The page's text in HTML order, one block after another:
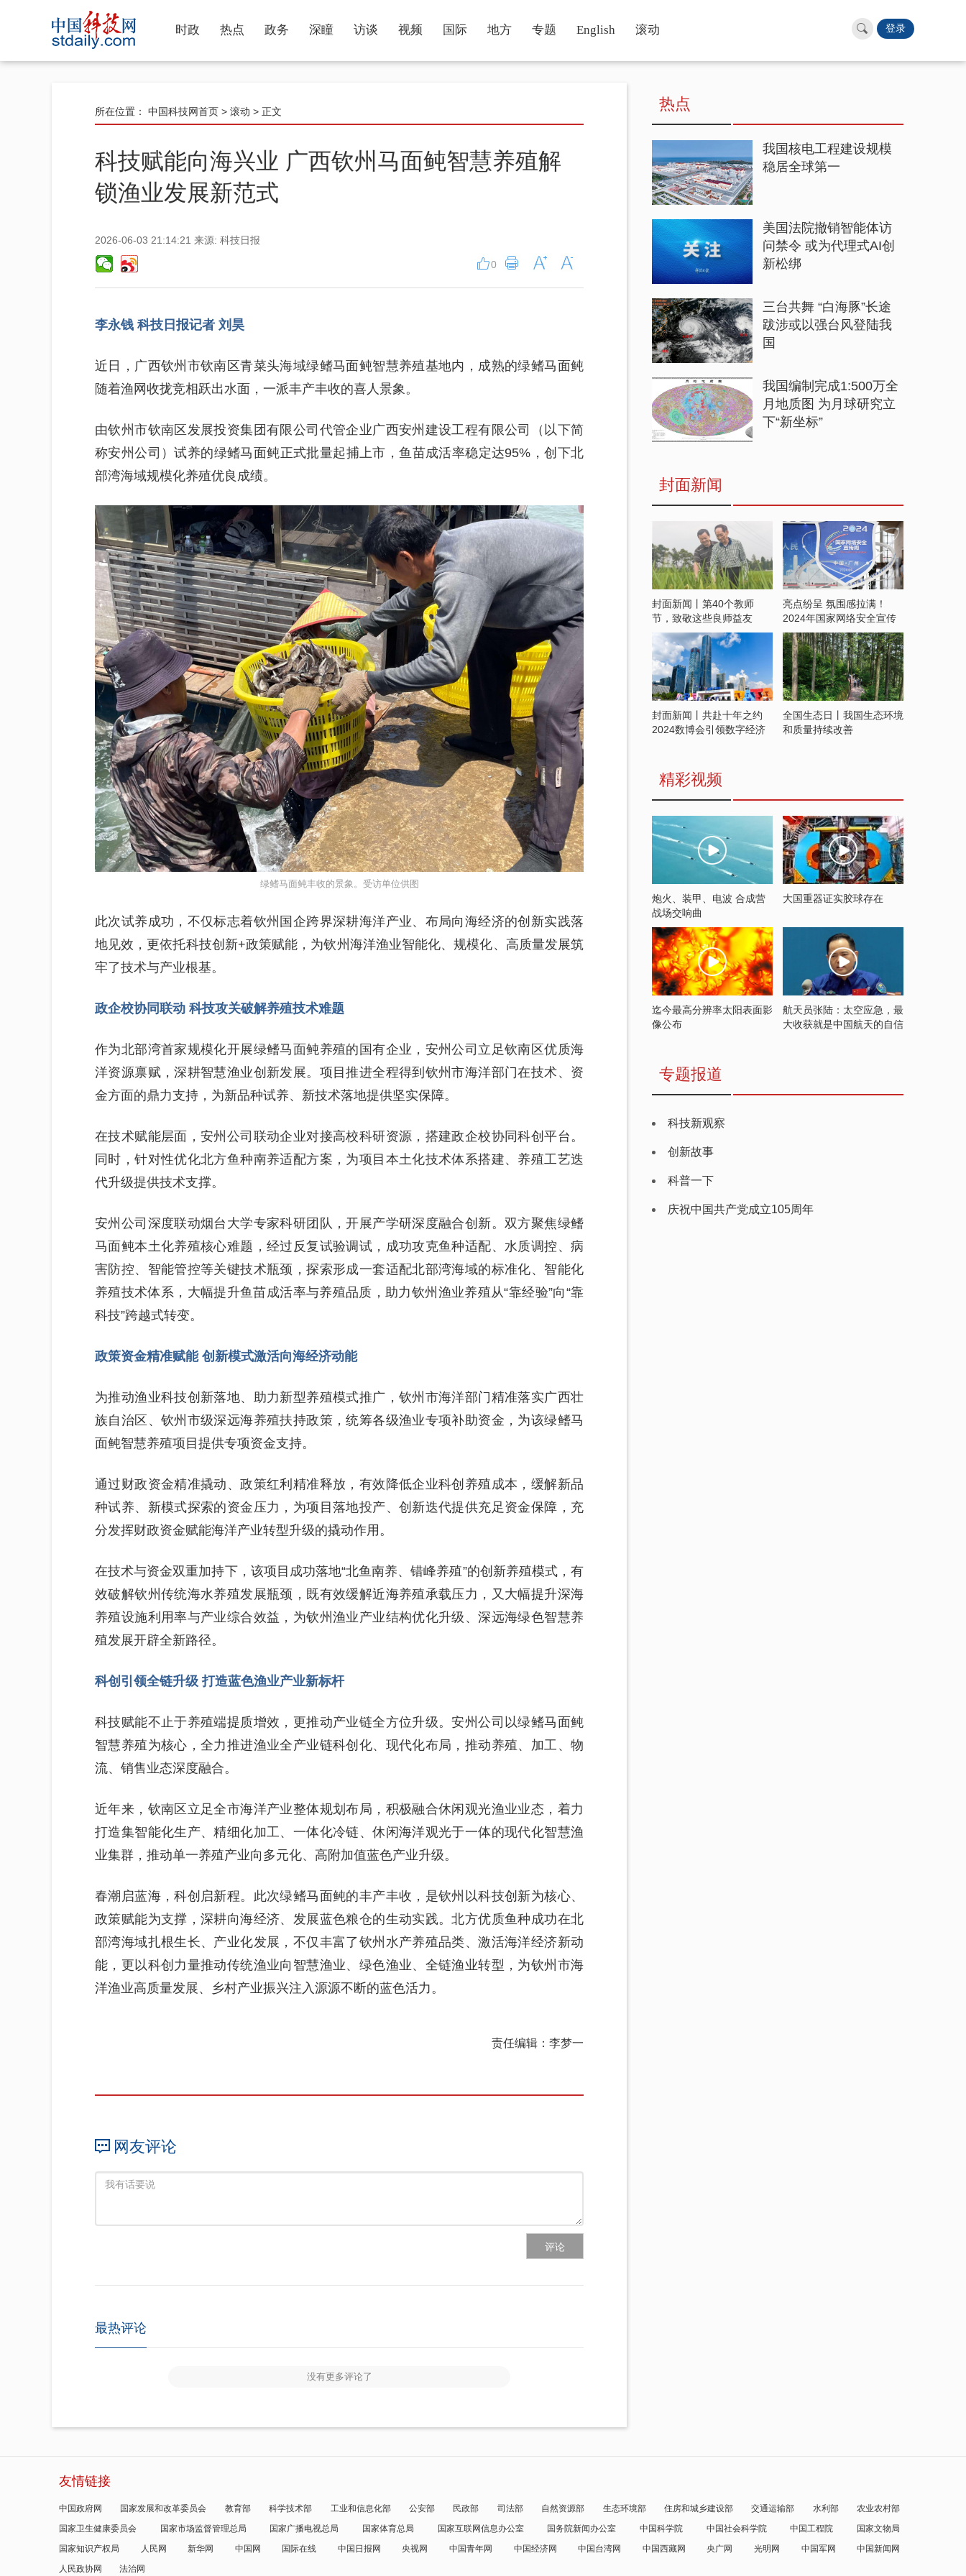
时政 热点 政务 深瞳 访谈 视频 国际 地方 专题 English 滚动 登录
所在位置： 中国科技网首页 > 滚动 > 正文
科技赋能向海兴业 广西钦州马面鲀智慧养殖解
锁渔业发展新范式
2026-06-03 21:14:21 来源: 科技日报
0
李永钱 科技日报记者 刘昊
近日，广西钦州市钦南区青菜头海域绿鳍马面鲀智慧养殖基地内，成熟的绿鳍马面鲀
随着渔网收拢竞相跃出水面，一派丰产丰收的喜人景象。
由钦州市钦南区发展投资集团有限公司代管企业广西安州建设工程有限公司（以下简
称安州公司）试养的绿鳍马面鲀正式批量起捕上市，鱼苗成活率稳定达95%，创下北
部湾海域规模化养殖优良成绩。
绿鳍马面鲀丰收的景象。受访单位供图
此次试养成功，不仅标志着钦州国企跨界深耕海洋产业、布局向海经济的创新实践落
地见效，更依托科技创新+政策赋能，为钦州海洋渔业智能化、规模化、高质量发展筑
牢了技术与产业根基。
政企校协同联动 科技攻关破解养殖技术难题
作为北部湾首家规模化开展绿鳍马面鲀养殖的国有企业，安州公司立足钦南区优质海
洋资源禀赋，深耕智慧渔业创新发展。项目推进全程得到钦州市海洋部门在技术、资
金方面的鼎力支持，为新品种试养、新技术落地提供坚实保障。
在技术赋能层面，安州公司联动企业对接高校科研资源，搭建政企校协同科创平台。
同时，针对性优化北方鱼种南养适配方案，为项目本土化技术体系搭建、养殖工艺迭
代升级提供技术支撑。
安州公司深度联动烟台大学专家科研团队，开展产学研深度融合创新。双方聚焦绿鳍
马面鲀本土化养殖核心难题，经过反复试验调试，成功攻克鱼种适配、水质调控、病
害防控、智能管控等关键技术瓶颈，探索形成一套适配北部湾海域的标准化、智能化
养殖技术体系，大幅提升鱼苗成活率与养殖品质，助力钦州渔业养殖从“靠经验”向“靠
科技”跨越式转变。
政策资金精准赋能 创新模式激活向海经济动能
为推动渔业科技创新落地、助力新型养殖模式推广，钦州市海洋部门精准落实广西壮
族自治区、钦州市级深远海养殖扶持政策，统筹各级渔业专项补助资金，为该绿鳍马
面鲀智慧养殖项目提供专项资金支持。
通过财政资金精准撬动、政策红利精准释放，有效降低企业科创养殖成本，缓解新品
种试养、新模式探索的资金压力，为项目落地投产、创新迭代提供充足资金保障，充
分发挥财政资金赋能海洋产业转型升级的撬动作用。
在技术与资金双重加持下，该项目成功落地“北鱼南养、错峰养殖”的创新养殖模式，有
效破解钦州传统海水养殖发展瓶颈，既有效缓解近海养殖承载压力，又大幅提升深海
养殖设施利用率与产业综合效益，为钦州渔业产业结构优化升级、深远海绿色智慧养
殖发展开辟全新路径。
科创引领全链升级 打造蓝色渔业产业新标杆
科技赋能不止于养殖端提质增效，更推动产业链全方位升级。安州公司以绿鳍马面鲀
智慧养殖为核心，全力推进渔业全产业链科创化、现代化布局，推动养殖、加工、物
流、销售业态深度融合。
近年来，钦南区立足全市海洋产业整体规划布局，积极融合休闲观光渔业业态，着力
打造集智能化生产、精细化加工、一体化冷链、休闲海洋观光于一体的现代化智慧渔
业集群，推动单一养殖产业向多元化、高附加值蓝色产业升级。
春潮启蓝海，科创启新程。此次绿鳍马面鲀的丰产丰收，是钦州以科技创新为核心、
政策赋能为支撑，深耕向海经济、发展蓝色粮仓的生动实践。北方优质鱼种成功在北
部湾海域扎根生长、产业化发展，不仅丰富了钦州水产养殖品类、激活海洋经济新动
能，更以科创力量推动传统渔业向智慧渔业、绿色渔业、全链渔业转型，为钦州市海
洋渔业高质量发展、乡村产业振兴注入源源不断的蓝色活力。
责任编辑：李梦一
网友评论
评论
最热评论
没有更多评论了
热点
我国核电工程建设规模
稳居全球第一
美国法院撤销智能体访
问禁令 或为代理式AI创
新松绑
三台共舞 “白海豚”长途
跋涉或以强台风登陆我
国
我国编制完成1:500万全
月地质图 为月球研究立
下“新坐标”
封面新闻
封面新闻丨第40个教师
节，致敬这些良师益友
亮点纷呈 氛围感拉满！
2024年国家网络安全宣传
周开启
封面新闻丨共赴十年之约
2024数博会引领数字经济
全国生态日丨我国生态环境
和质量持续改善
精彩视频
炮火、装甲、电波 合成营
战场交响曲
大国重器证实胶球存在
迄今最高分辨率太阳表面影
像公布
航天员张陆：太空应急，最
大收获就是中国航天的自信
专题报道
科技新观察
创新故事
科普一下
庆祝中国共产党成立105周年
友情链接
中国政府网 国家发展和改革委员会 教育部 科学技术部 工业和信息化部 公安部 民政部 司法部 自然资源部 生态环境部 住房和城乡建设部 交通运输部 水利部
农业农村部
国家卫生健康委员会
国家市场监督管理总局 国家广播电视总局 国家体育总局 国家互联网信息办公室 国务院新闻办公室 中国科学院 中国社会科学院 中国工程院
国家文物局
国家知识产权局
人民网 新华网 中国网 国际在线 中国日报网 央视网 中国青年网 中国经济网 中国台湾网 中国西藏网 央广网 光明网 中国军网
中国新闻网
人民政协网
法治网